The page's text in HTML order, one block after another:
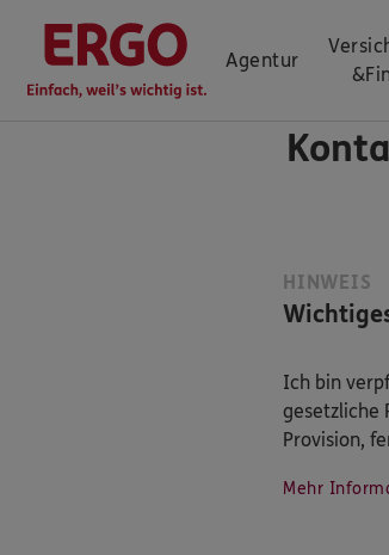
Agentur
&
HINWEIS
Ich bin
gesetzliche
Provision,
Mehr